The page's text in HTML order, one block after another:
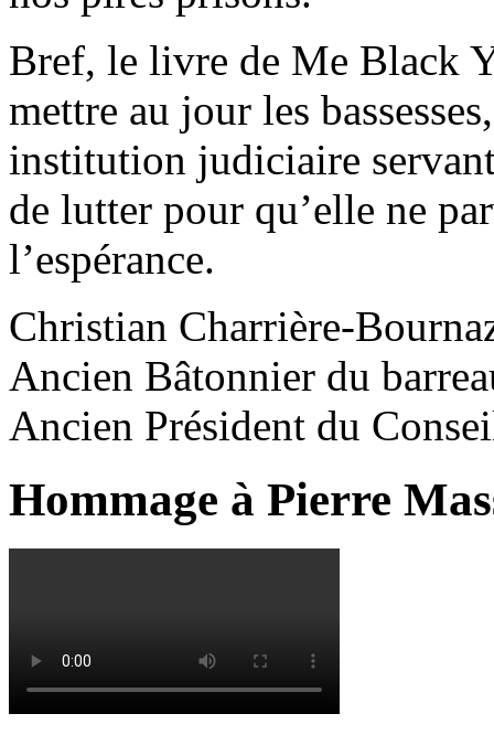
Bref, le livre de Me Black
mettre au jour les
institution judiciaire
de lutter pour qu’elle ne
l’espérance.
Christian Charrière-
Ancien Bâtonnier du
Ancien Président du
Hommage à Pierre